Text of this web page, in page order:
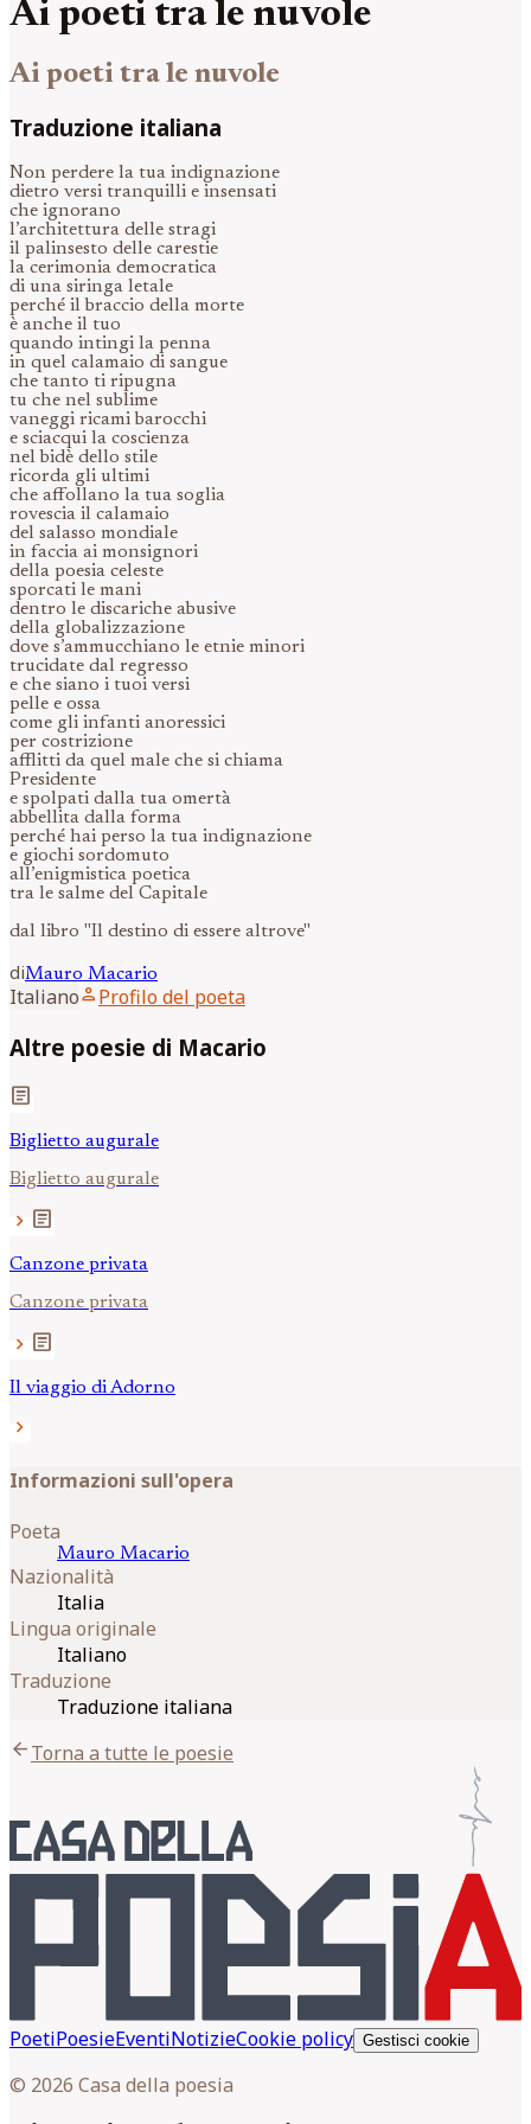
Ai poeti tra le nuvole
Ai poeti tra le nuvole
Traduzione italiana
Non perdere la tua indignazione
dietro versi tranquilli e insensati
che ignorano
l’architettura delle stragi
il palinsesto delle carestie
la cerimonia democratica
di una siringa letale
perché il braccio della morte
è anche il tuo
quando intingi la penna
in quel calamaio di sangue
che tanto ti ripugna
tu che nel sublime
vaneggi ricami barocchi
e sciacqui la coscienza
nel bidè dello stile
ricorda gli ultimi
che affollano la tua soglia
rovescia il calamaio
del salasso mondiale
in faccia ai monsignori
della poesia celeste
sporcati le mani
dentro le discariche abusive
della globalizzazione
dove s’ammucchiano le etnie minori
trucidate dal regresso
e che siano i tuoi versi
pelle e ossa
come gli infanti anoressici
per costrizione
afflitti da quel male che si chiama
Presidente
e spolpati dalla tua omertà
abbellita dalla forma
perché hai perso la tua indignazione
e giochi sordomuto
all’enigmistica poetica
tra le salme del Capitale
dal libro "Il destino di essere altrove"
diMauro Macario
Italianoperson Profilo del poeta
Altre poesie di Macario
article
Biglietto augurale
Biglietto augurale
chevron_right article
Canzone privata
Canzone privata
chevron_right article
Il viaggio di Adorno
chevron_right
Informazioni sull'opera
Poeta
Mauro Macario
Nazionalità
Italia
Lingua originale
Italiano
Traduzione
Traduzione italiana
arrow_backTorna a tutte le poesie
PoetiPoesieEventiNotizieCookie policy Gestisci cookie
© 2026 Casa della poesia